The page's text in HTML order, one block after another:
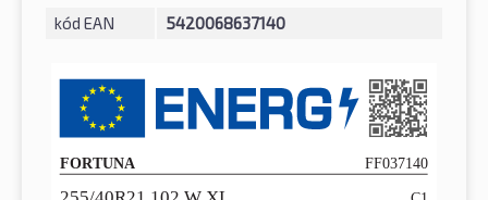
kód EAN 5420068637140